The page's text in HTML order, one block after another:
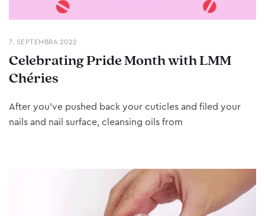
7. SEPTEMBRA 2022
Celebrating Pride Month with LMM
Chéries
After you’ve pushed back your cuticles and filed your
nails and nail surface, cleansing oils from